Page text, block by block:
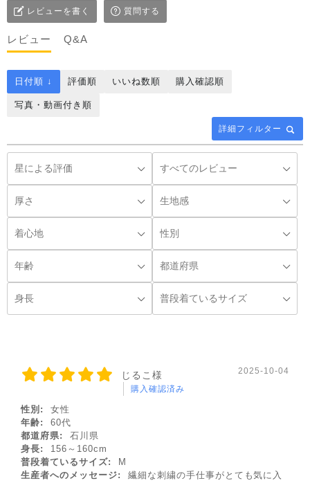
レビューを書く 質問する
レビュー Q&A
詳細フィルター
日付順 ↓ 評価順 いいね数順 購入確認順
写真・動画付き順
じるこ様
購入確認済み
2025-10-04
性別:
女性
年齢:
60代
都道府県:
石川県
身長:
156～160cm
普段着ているサイズ:
M
生産者へのメッセージ:
繊細な刺繍の手仕事がとても気に入